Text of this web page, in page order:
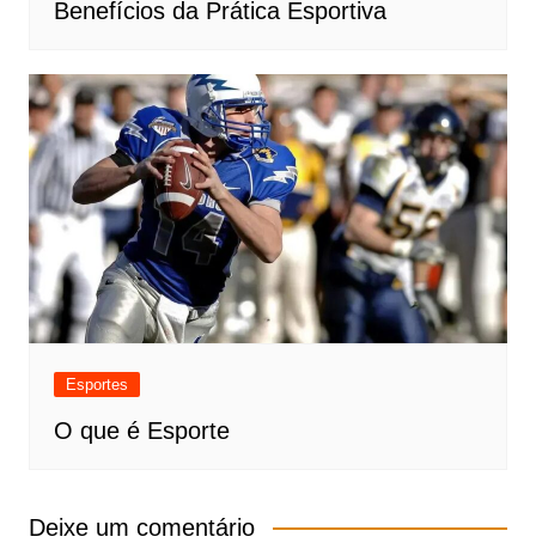
Benefícios da Prática Esportiva
Esportes
O que é Esporte
Deixe um comentário